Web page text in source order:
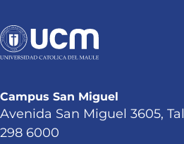
Campus San Miguel
Avenida San Miguel 3605,
298 6000